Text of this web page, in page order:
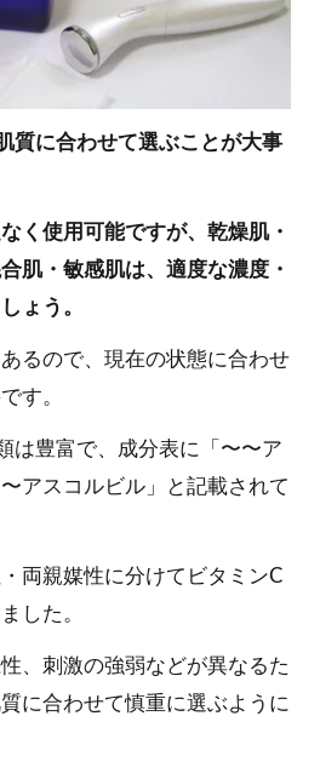
質に合わせて選ぶことが大事
く使用可能ですが、乾燥肌・
肌・敏感肌は、適度な濃度・
ょう。
るので、現在の状態に合わせ
す。
は豊富で、成分表に「〜〜ア
アスコルビル」と記載されて
両親媒性に分けてビタミンC
した。
、刺激の強弱などが異なるた
に合わせて慎重に選ぶように